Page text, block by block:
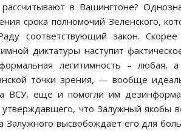
в Вашингтоне?
срока полномочий Зеленского,
соответствующий закон.
диктатуры наступит
легитимность – любая,
точки зрения, — вообще
ВСУ, еще и помогли им
утверждавшего, что Залужный якобы
Залужного высвобождает его для